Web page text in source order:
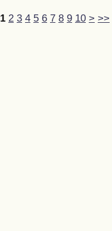
1 2 3 4 5 6 7 8 9 10 > >>